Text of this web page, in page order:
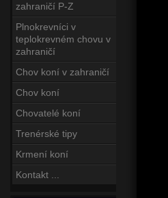
zahraničí P-Z
Plnokrevníci v
teplokrevném chovu v
zahraničí
Chov koní v zahraničí
Chov koní
Chovatelé koní
Trenérské tipy
Krmení koní
Kontakt ...